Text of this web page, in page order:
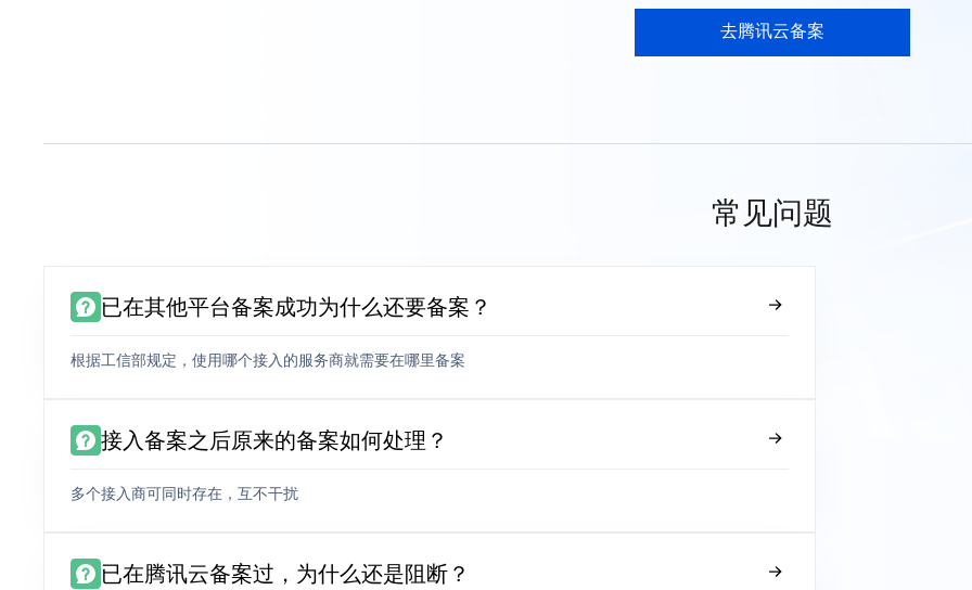
去腾讯云备案
常见问题
已在其他平台备案成功为什么还要备案？
根据工信部规定，使用哪个接入的服务商就需要在哪里备案
接入备案之后原来的备案如何处理？
多个接入商可同时存在，互不干扰
已在腾讯云备案过，为什么还是阻断？